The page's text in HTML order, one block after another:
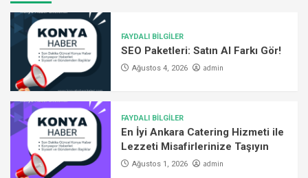
FAYDALI BİLGİLER
SEO Paketleri: Satın Al Farkı Gör!
Ağustos 4, 2026 admin
FAYDALI BİLGİLER
En İyi Ankara Catering Hizmeti ile
Lezzeti Misafirlerinize Taşıyın
Ağustos 1, 2026 admin